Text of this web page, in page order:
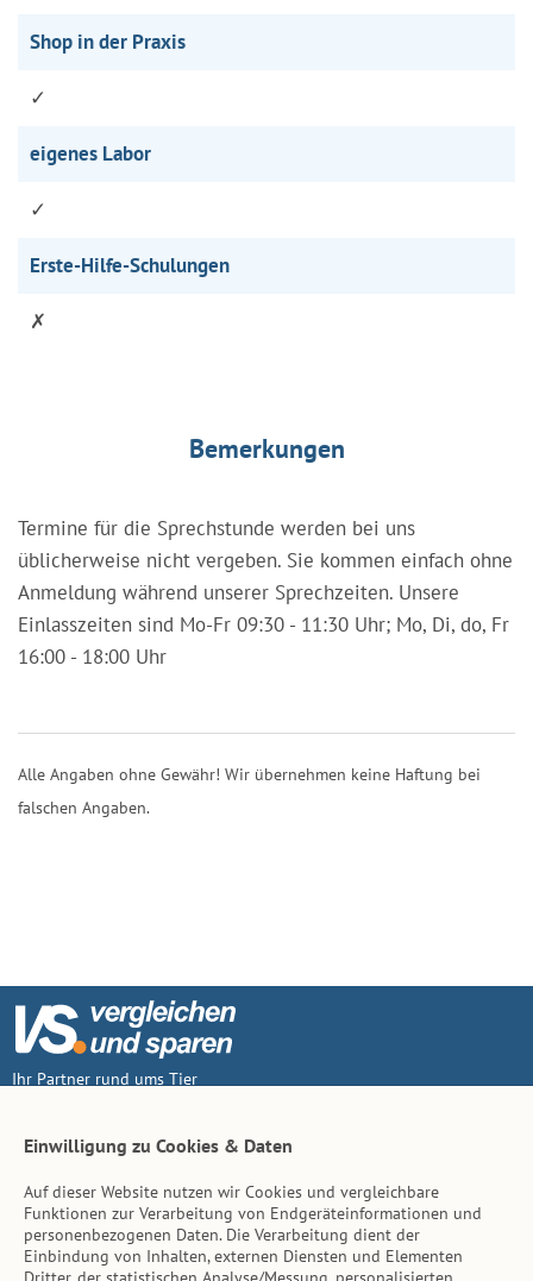
Shop in der Praxis
✓
eigenes Labor
✓
Erste-Hilfe-Schulungen
✗
Bemerkungen
Termine für die Sprechstunde werden bei uns
üblicherweise nicht vergeben. Sie kommen einfach ohne
Anmeldung während unserer Sprechzeiten. Unsere
Einlasszeiten sind Mo-Fr 09:30 - 11:30 Uhr; Mo, Di, do, Fr
16:00 - 18:00 Uhr
Alle Angaben ohne Gewähr! Wir übernehmen keine Haftung bei
falschen Angaben.
Ihr Partner rund ums Tier
Inhalt
Tierarzt-Suche
Einwilligung zu Cookies & Daten
Auf dieser Website nutzen wir Cookies und vergleichbare
Funktionen zur Verarbeitung von Endgeräteinformationen und
personenbezogenen Daten. Die Verarbeitung dient der
Einbindung von Inhalten, externen Diensten und Elementen